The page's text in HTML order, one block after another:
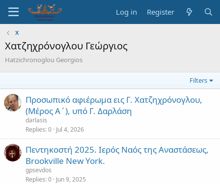
Log in Register
Χ
Χατζηχρόνογλου Γεώργιος
Hatzichronoglou Georgios
Filters
Προσωπικό αφιέρωμα εις Γ. Χατζηχρόνογλου,
(Μέρος Α΄), υπό Γ. Δαρλάση
darlasis
Replies 0 Jul 4, 2026
Πεντηκοστή 2025. Ιερός Ναός της Αναστάσεως,
Brookville New York.
gpsevdos
Replies 0 Jun 9, 2025